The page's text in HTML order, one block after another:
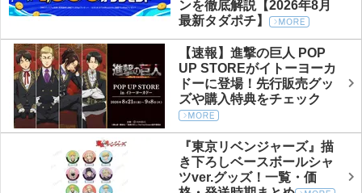
ンを徹底解説【2026年8月
最新タダポチ】
【速報】進撃の巨人 POP
UP STOREがイトーヨーカ
ドーに登場！先行販売グッ
ズや購入特典をチェック
『東京リベンジャーズ』描
き下ろしベースボールシャ
ツver.グッズ！一覧・価